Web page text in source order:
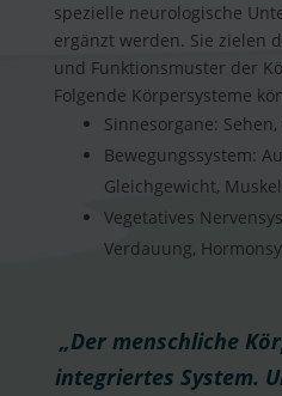
spezielle neurologische
ergänzt werden. Sie zielen
und Funktionsmuster der
Folgende Körpersysteme
Sinnesorgane:
Bewegungssystem:
Gleichgewicht,
Vegetatives
Verdauung,
„Der menschliche
integriertes System.